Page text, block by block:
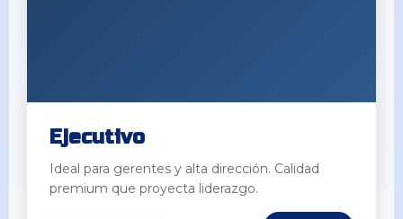
Ejecutivo
Ideal para gerentes y alta dirección. Calidad
premium que proyecta liderazgo.